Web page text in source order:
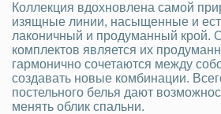
Коллекция вдохновлена самой
изящные линии, насыщенные и
лаконичный и продуманный крой.
комплектов является их
гармонично сочетаются между
создавать новые комбинации.
постельного белья дают
менять облик спальни.